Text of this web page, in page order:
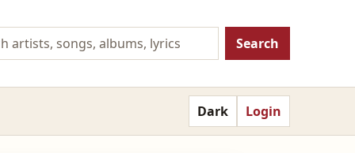
Search
Dark Login